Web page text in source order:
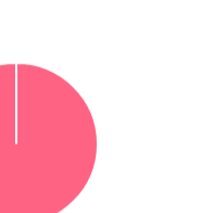
© RIC 2015